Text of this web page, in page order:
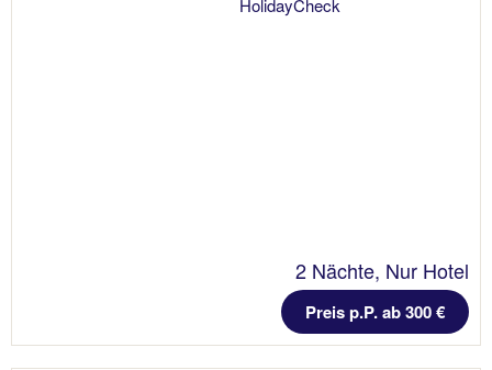
2 Nächte, Nur Hotel
Preis p.P. ab 300 €